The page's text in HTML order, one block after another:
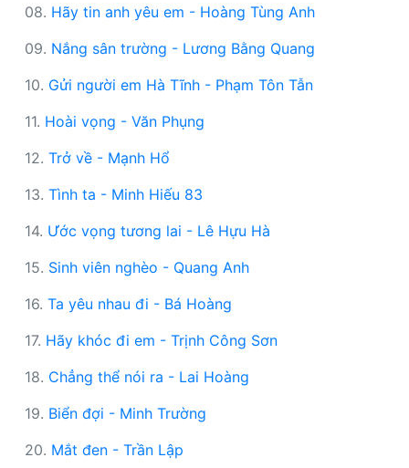
08. Hãy tin anh yêu em - Hoàng Tùng Anh
09. Nắng sân trường - Lương Bằng Quang
10. Gửi người em Hà Tĩnh - Phạm Tôn Tẫn
11. Hoài vọng - Văn Phụng
12. Trở về - Mạnh Hổ
13. Tình ta - Minh Hiếu 83
14. Ước vọng tương lai - Lê Hựu Hà
15. Sinh viên nghèo - Quang Anh
16. Ta yêu nhau đi - Bá Hoàng
17. Hãy khóc đi em - Trịnh Công Sơn
18. Chẳng thể nói ra - Lai Hoàng
19. Biển đợi - Minh Trường
20. Mắt đen - Trần Lập